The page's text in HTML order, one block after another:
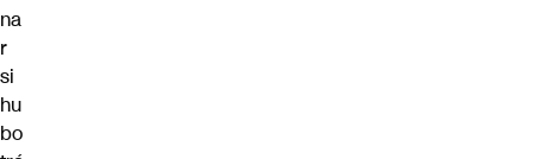
na
r
si
hu
bo